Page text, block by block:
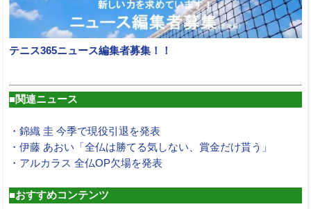
テニス365ニュース編集者募集！！
■関連ニュース
・錦織 圭 今季で現役引退を発表
・伊藤 あおい「全仏は勝てる気しない、賞金だけ貰う」
・アルカラス 全仏OP欠場を発表
■おすすめコンテンツ